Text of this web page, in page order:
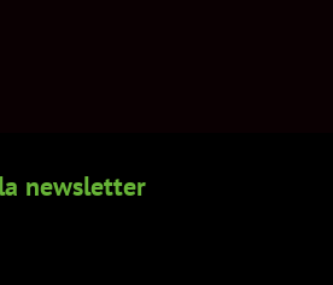
newsletter